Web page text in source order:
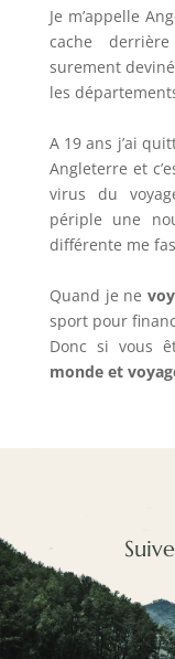
Je m’appelle
cache
surement
les
A 19 ans j’ai
Angleterre et
virus du
périple une
différente me
Quand je ne
sport pour
Donc si vous
monde et